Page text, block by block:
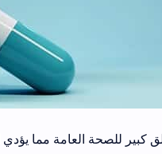
كبير للصحة العامة مما يؤدي